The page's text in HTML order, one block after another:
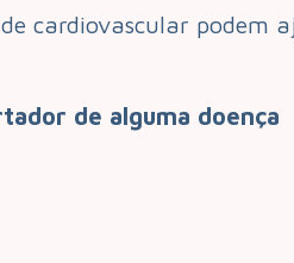
cardiovascular podem
de alguma doença